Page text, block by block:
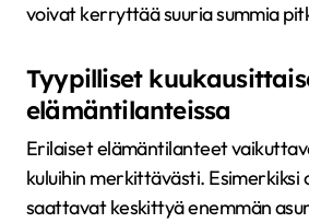
voivat kerryttää suuria summia
Tyypilliset
elämäntilanteissa
Erilaiset elämäntilanteet
kuluihin merkittävästi. Esimerkiksi
saattavat keskittyä enemmän